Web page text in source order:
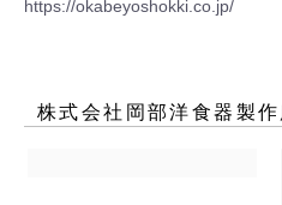
株式会社岡部洋食器製作